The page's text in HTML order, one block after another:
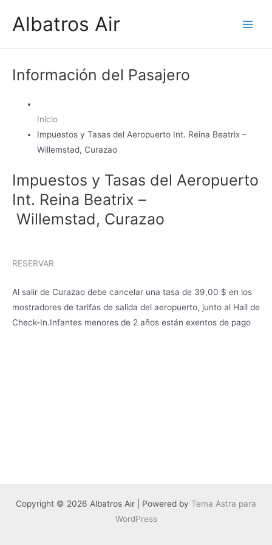
Albatros Air
Información del Pasajero
Inicio
Impuestos y Tasas del Aeropuerto Int. Reina Beatrix –
Willemstad, Curazao
Impuestos y Tasas del Aeropuerto
Int. Reina Beatrix –
Willemstad, Curazao
RESERVAR
Al salir de Curazao debe cancelar una tasa de 39,00 $ en los
mostradores de tarifas de salida del aeropuerto, junto al Hall de
Check-In.Infantes menores de 2 años están exentos de pago
Copyright © 2026 Albatros Air | Powered by Tema Astra para
WordPress